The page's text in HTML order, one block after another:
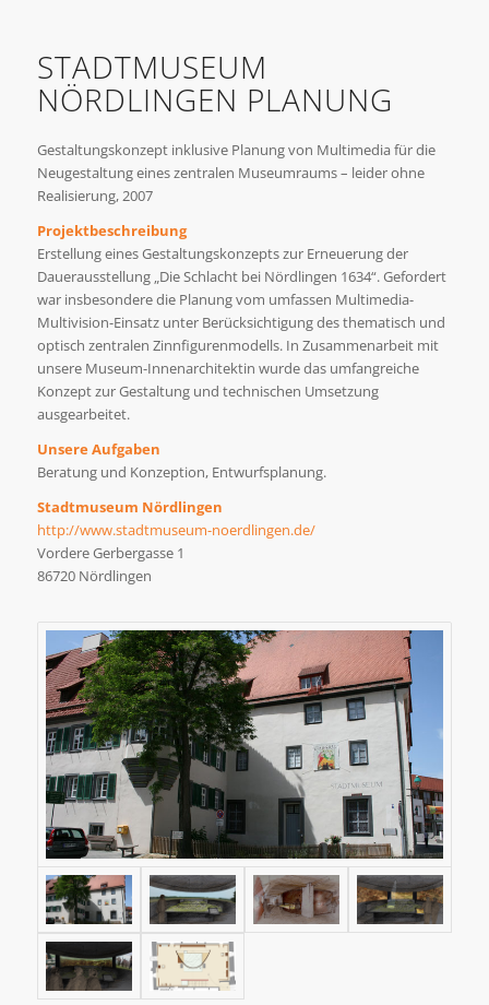
STADTMUSEUM
NÖRDLINGEN PLANUNG
Gestaltungskonzept inklusive Planung von Multimedia für die
Neugestaltung eines zentralen Museumraums – leider ohne
Realisierung, 2007
Projektbeschreibung
Erstellung eines Gestaltungskonzepts zur Erneuerung der
Dauerausstellung „Die Schlacht bei Nördlingen 1634“. Gefordert
war insbesondere die Planung vom umfassen Multimedia-
Multivision-Einsatz unter Berücksichtigung des thematisch und
optisch zentralen Zinnfigurenmodells. In Zusammenarbeit mit
unsere Museum-Innenarchitektin wurde das umfangreiche
Konzept zur Gestaltung und technischen Umsetzung
ausgearbeitet.
Unsere Aufgaben
Beratung und Konzeption, Entwurfsplanung.
Stadtmuseum Nördlingen
http://www.stadtmuseum-noerdlingen.de/
Vordere Gerbergasse 1
86720 Nördlingen